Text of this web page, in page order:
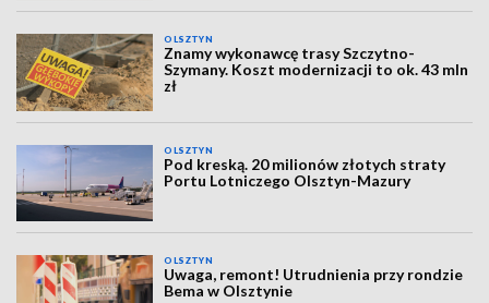
OLSZTYN
Znamy wykonawcę trasy Szczytno-
Szymany. Koszt modernizacji to ok. 43 mln
zł
OLSZTYN
Pod kreską. 20 milionów złotych straty
Portu Lotniczego Olsztyn-Mazury
OLSZTYN
Uwaga, remont! Utrudnienia przy rondzie
Bema w Olsztynie